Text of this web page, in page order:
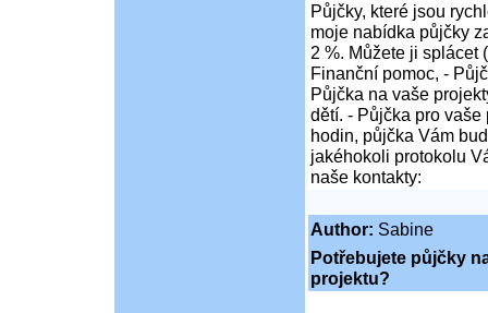
Půjčky, které jsou
moje nabídka půjčky
2 %. Můžete ji splácet
Finanční pomoc, -
Půjčka na vaše
dětí. - Půjčka pro
hodin, půjčka Vám
jakéhokoli protokolu
naše kontakty:
Author: Sabine
Potřebujete půjčky
projektu?